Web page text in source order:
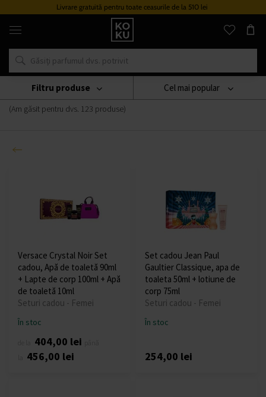
Sistem de loialitate
Parfumuri
ceasuri
originale
într-
singur
loc
Darčekové sady pre ženy
(Am găsit pentru dvs. 123 produse)
Cel mai popular
Filtru produse
Versace Crystal Noir Set
cadou, Apă de toaletă 90ml
+ Lapte de corp 100ml + Apă
de toaletă 10ml
Seturi cadou - Femei
În stoc
404,00 lei
456,00 lei
Set cadou Jean Paul
Gaultier Classique, apa de
toaleta 50ml + lotiune de
corp 75ml
Seturi cadou - Femei
În stoc
254,00 lei